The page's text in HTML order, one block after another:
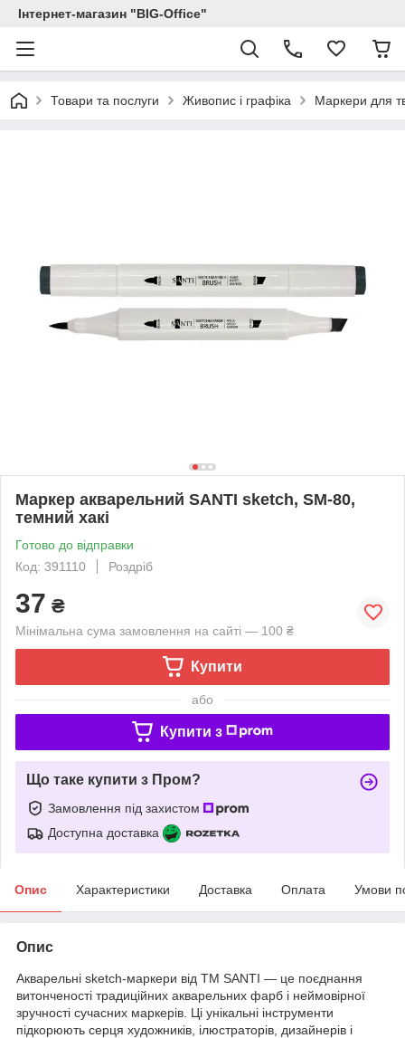
Інтернет-магазин "BIG-Office"
Товари та послуги Живопис і графіка Маркери для
Маркер акварельний SANTI sketch, SM-80,
темний хакі
Готово до відправки
Код: 391110
Роздріб
37 ₴
Мінімальна сума замовлення на сайті — 100 ₴
Купити
або
Купити з
Що таке купити з Пром?
Замовлення під захистом
Доступна доставка
Опис Характеристики Доставка Оплата Умови
Опис
Акварельні sketch-маркери від ТМ SANTI — це поєднання
витонченості традиційних акварельних фарб і неймовірної
зручності сучасних маркерів. Ці унікальні інструменти
підкорюють серця художників, ілюстраторів, дизайнерів і